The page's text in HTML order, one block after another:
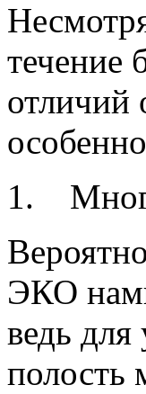
течение
отличий
1.
ЭКО
ведь
полость